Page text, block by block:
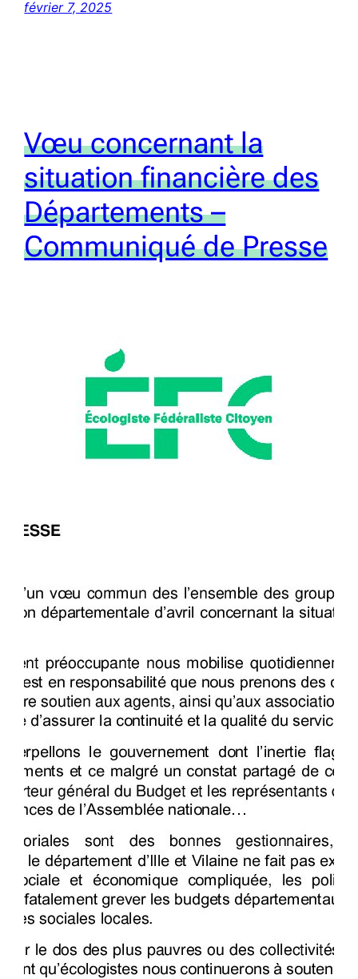
février 7, 2025
Vœu concernant la
situation financière des
Départements –
Communiqué de Presse